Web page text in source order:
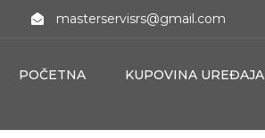
masterservisrs@gmail.com
POČETNA KUPOVINA UREĐAJA